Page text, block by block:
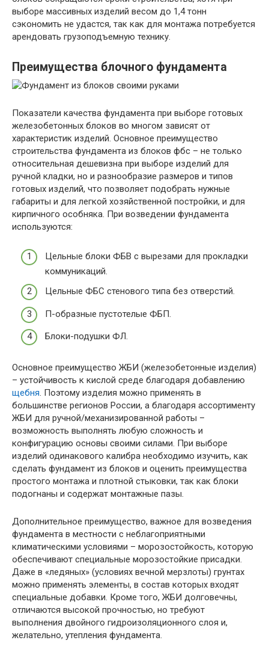
выборе массивных изделий весом до 1,4 тонн
сэкономить не удастся, так как для монтажа потребуется
арендовать грузоподъемную технику.
Преимущества блочного фундамента
Показатели качества фундамента при выборе готовых
железобетонных блоков во многом зависят от
характеристик изделий. Основное преимущество
строительства фундамента из блоков фбс – не только
относительная дешевизна при выборе изделий для
ручной кладки, но и разнообразие размеров и типов
готовых изделий, что позволяет подобрать нужные
габариты и для легкой хозяйственной постройки, и для
кирпичного особняка. При возведении фундамента
используются:
Цельные блоки ФБВ с вырезами для прокладки
коммуникаций.
Цельные ФБС стенового типа без отверстий.
П-образные пустотелые ФБП.
Блоки-подушки ФЛ.
Основное преимущество ЖБИ (железобетонные изделия)
– устойчивость к кислой среде благодаря добавлению
щебня. Поэтому изделия можно применять в
большинстве регионов России, а благодаря ассортименту
ЖБИ для ручной/механизированной работы –
возможность выполнять любую сложность и
конфигурацию основы своими силами. При выборе
изделий одинакового калибра необходимо изучить, как
сделать фундамент из блоков и оценить преимущества
простого монтажа и плотной стыковки, так как блоки
подогнаны и содержат монтажные пазы.
Дополнительное преимущество, важное для возведения
фундамента в местности с неблагоприятными
климатическими условиями – морозостойкость, которую
обеспечивают специальные морозостойкие присадки.
Даже в «ледяных» (условиях вечной мерзлоты) грунтах
можно применять элементы, в состав которых входят
специальные добавки. Кроме того, ЖБИ долговечны,
отличаются высокой прочностью, но требуют
выполнения двойного гидроизоляционного слоя и,
желательно, утепления фундамента.